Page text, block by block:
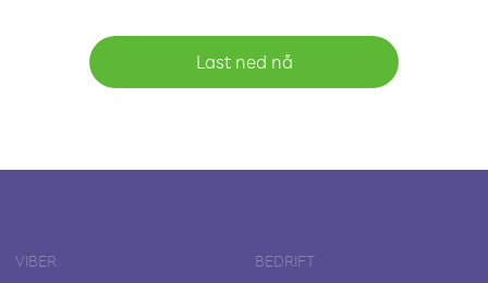
Last ned nå
VIBER BEDRIFT